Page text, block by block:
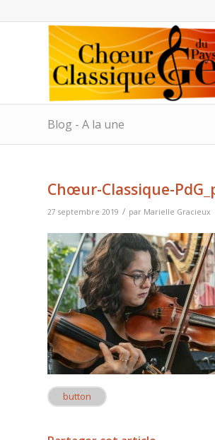
Blog - A la une
Chœur-Classique-
27 septembre 2019 / par Marielle Gracieux
button